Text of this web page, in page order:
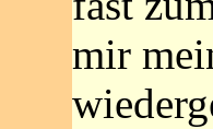
mir